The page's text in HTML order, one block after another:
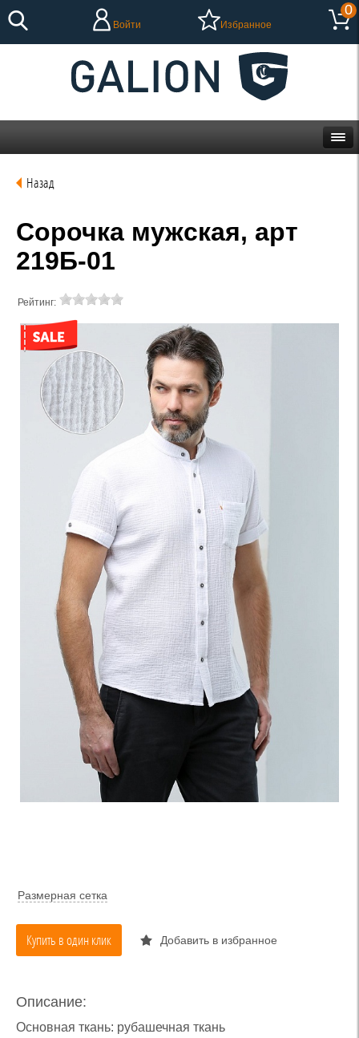
Войти Избранное
0
Назад
Сорочка мужская, арт
219Б-01
Рейтинг:
Размерная сетка
Купить в один клик Добавить в избранное
Описание:
Основная ткань: рубашечная ткань